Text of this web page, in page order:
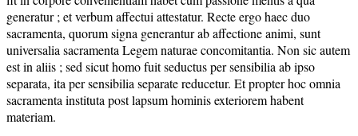
generatur ; et verbum affectui attestatur. Recte ergo haec duo
sacramenta, quorum signa generantur ab affectione animi, sunt
universalia sacramenta Legem naturae concomitantia. Non sic autem
est in aliis ; sed sicut homo fuit seductus per sensibilia ab ipso
separata, ita per sensibilia separate reducetur. Et propter hoc omnia
sacramenta instituta post lapsum hominis exteriorem habent
materiam.